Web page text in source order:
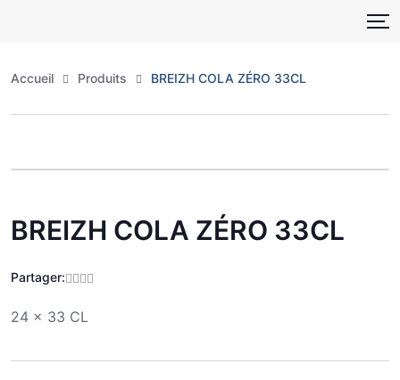
Accueil Produits BREIZH COLA ZÉRO 33CL
BREIZH COLA ZÉRO 33CL
Partager:
24 x 33 CL